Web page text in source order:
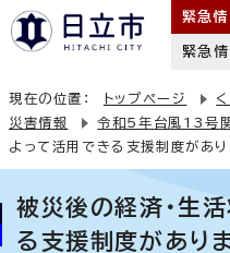
緊急
緊急
現在の位置： トップページ
災害情報
令和5年台風13号
よって活用できる支援制度があり
被災後の経済・生
る支援制度があり